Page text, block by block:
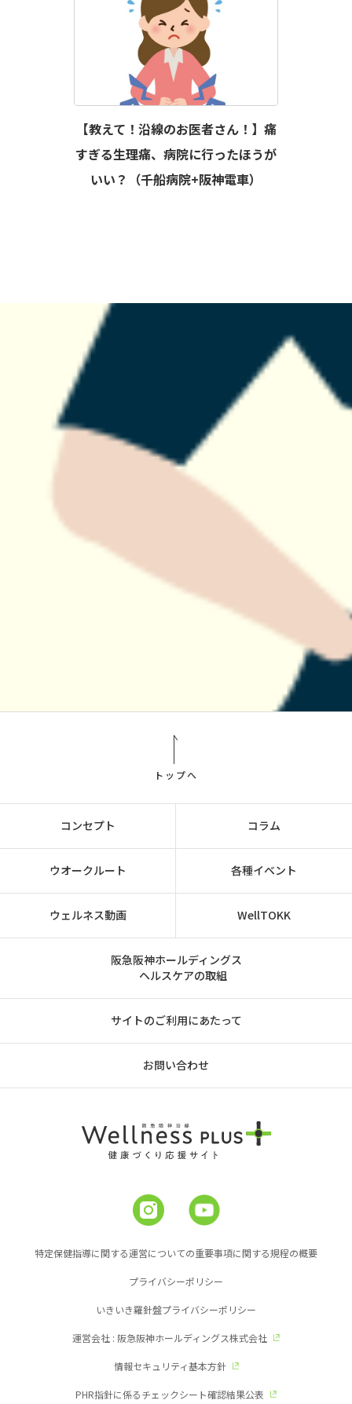
【教えて！沿線のお医者さん！】痛
すぎる生理痛、病院に行ったほうが
いい？（千船病院+阪神電車）
トップへ
コンセプト コラム
ウオークルート 各種イベント
ウェルネス動画 WellTOKK
阪急阪神ホールディングス
ヘルスケアの取組
サイトのご利用にあたって
お問い合わせ
特定保健指導に関する運営についての重要事項に関する規程の概要
プライバシーポリシー
いきいき羅針盤プライバシーポリシー
運営会社 : 阪急阪神ホールディングス株式会社
情報セキュリティ基本方針
PHR指針に係るチェックシート確認結果公表